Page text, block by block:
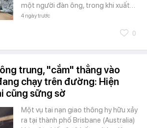
một người đàn ông, trong khi xuất…
4 ngày trước
0
trung, "cắm" thẳng vào
chạy trên đường: Hiện
cũng sững sờ
Một vụ tai nạn giao thông hy hữu xảy
ra tại thành phố Brisbane (Australia)